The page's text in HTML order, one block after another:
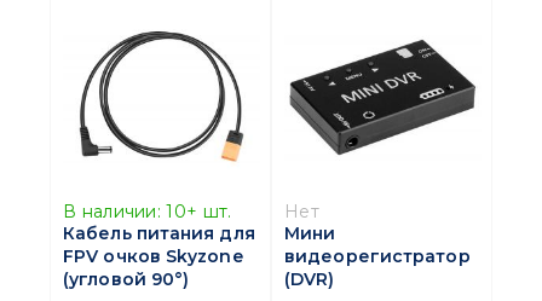
В наличии: 10+ шт.
Кабель питания для
FPV очков Skyzone
(угловой 90°)
Нет
Мини
видеорегистратор
(DVR)